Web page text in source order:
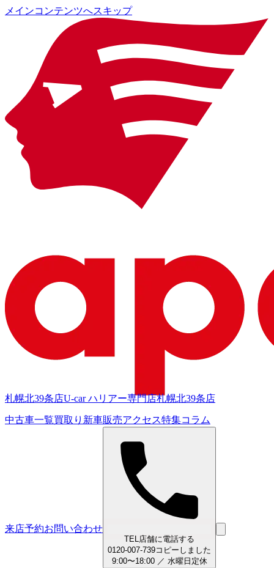
メインコンテンツへスキップ
札幌北39条店U-car ハリアー専門店札幌北39条店
中古車一覧買取り 新車販売アクセス特集コラム
来店予約お問い合わせ
TEL 店舗に電話する
01 20-007-739コピーしました
9:00〜18:00／ 水曜日 定休